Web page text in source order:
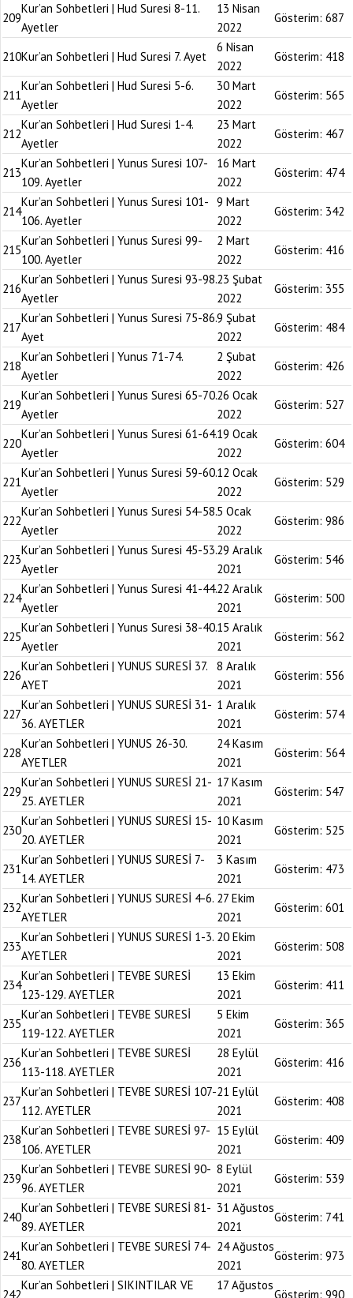
209
Kur’an Sohbetleri | Hud Suresi 8-11.
Ayetler
13 Nisan
2022
Gösterim: 687
210Kur’an Sohbetleri | Hud Suresi 7. Ayet
6 Nisan
2022
Gösterim: 418
211
Kur’an Sohbetleri | Hud Suresi 5-6.
Ayetler
30 Mart
2022
Gösterim: 565
212
Kur’an Sohbetleri | Hud Suresi 1-4.
Ayetler
23 Mart
2022
Gösterim: 467
213
Kur’an Sohbetleri | Yunus Suresi 107-
109. Ayetler
16 Mart
2022
Gösterim: 474
214
Kur’an Sohbetleri | Yunus Suresi 101-
106. Ayetler
9 Mart
2022
Gösterim: 342
215
Kur’an Sohbetleri | Yunus Suresi 99-
100. Ayetler
2 Mart
2022
Gösterim: 416
216
Kur’an Sohbetleri | Yunus Suresi 93-98.
Ayetler
23 Şubat
2022
Gösterim: 355
217
Kur’an Sohbetleri | Yunus Suresi 75-86.
Ayet
9 Şubat
2022
Gösterim: 484
218
Kur’an Sohbetleri | Yunus 71-74.
Ayetler
2 Şubat
2022
Gösterim: 426
219
Kur’an Sohbetleri | Yunus Suresi 65-70.
Ayetler
26 Ocak
2022
Gösterim: 527
220
Kur’an Sohbetleri | Yunus Suresi 61-64.
Ayetler
19 Ocak
2022
Gösterim: 604
221
Kur’an Sohbetleri | Yunus Suresi 59-60.
Ayetler
12 Ocak
2022
Gösterim: 529
222
Kur’an Sohbetleri | Yunus Suresi 54-58.
Ayetler
5 Ocak
2022
Gösterim: 986
223
Kur’an Sohbetleri | Yunus Suresi 45-53.
Ayetler
29 Aralık
2021
Gösterim: 546
224
Kur’an Sohbetleri | Yunus Suresi 41-44.
Ayetler
22 Aralık
2021
Gösterim: 500
225
Kur’an Sohbetleri | Yunus Suresi 38-40.
Ayetler
15 Aralık
2021
Gösterim: 562
226
Kur’an Sohbetleri | YUNUS SURESİ 37.
AYET
8 Aralık
2021
Gösterim: 556
227
Kur’an Sohbetleri | YUNUS SURESİ 31-
36. AYETLER
1 Aralık
2021
Gösterim: 574
228
Kur’an Sohbetleri | YUNUS 26-30.
AYETLER
24 Kasım
2021
Gösterim: 564
229
Kur’an Sohbetleri | YUNUS SURESİ 21-
25. AYETLER
17 Kasım
2021
Gösterim: 547
230
Kur’an Sohbetleri | YUNUS SURESİ 15-
20. AYETLER
10 Kasım
2021
Gösterim: 525
231
Kur’an Sohbetleri | YUNUS SURESİ 7-
14. AYETLER
3 Kasım
2021
Gösterim: 473
232
Kur’an Sohbetleri | YUNUS SURESİ 4-6.
AYETLER
27 Ekim
2021
Gösterim: 601
233
Kur’an Sohbetleri | YUNUS SURESİ 1-3.
AYETLER
20 Ekim
2021
Gösterim: 508
234
Kur’an Sohbetleri | TEVBE SURESİ
123-129. AYETLER
13 Ekim
2021
Gösterim: 411
235
Kur’an Sohbetleri | TEVBE SURESİ
119-122. AYETLER
5 Ekim
2021
Gösterim: 365
236
Kur’an Sohbetleri | TEVBE SURESİ
113-118. AYETLER
28 Eylül
2021
Gösterim: 416
237
Kur’an Sohbetleri | TEVBE SURESİ 107-
112. AYETLER
21 Eylül
2021
Gösterim: 408
238
Kur’an Sohbetleri | TEVBE SURESİ 97-
106. AYETLER
15 Eylül
2021
Gösterim: 409
239
Kur’an Sohbetleri | TEVBE SURESİ 90-
96. AYETLER
8 Eylül
2021
Gösterim: 539
240
Kur’an Sohbetleri | TEVBE SURESİ 81-
89. AYETLER
31 Ağustos
2021
Gösterim: 741
241
Kur’an Sohbetleri | TEVBE SURESİ 74-
80. AYETLER
24 Ağustos
2021
Gösterim: 973
242
Kur’an Sohbetleri | SIKINTILAR VE
17 Ağustos
Gösterim: 990